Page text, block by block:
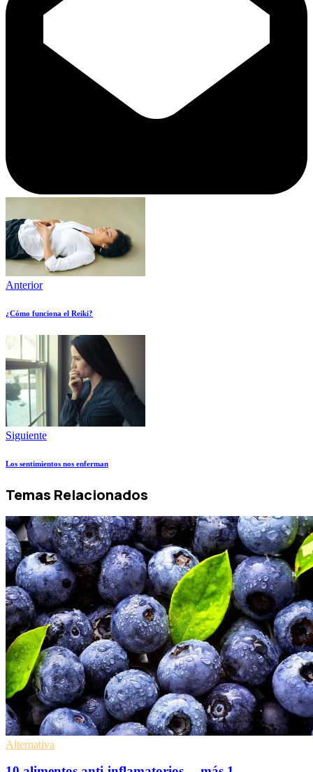
Anterior
¿Cómo funciona el Reiki?
Siguiente
Los sentimientos nos enferman
Temas Relacionados
Alternativa